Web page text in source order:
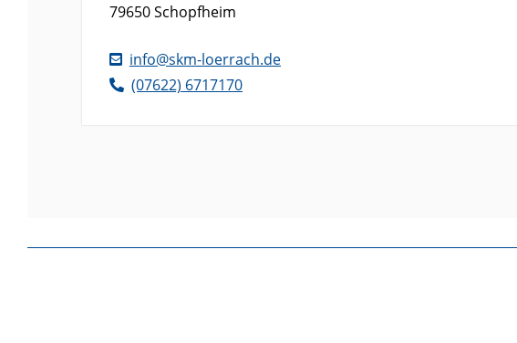
79650Schopfheim
info@skm-loerrach.de
(07622) 6717170